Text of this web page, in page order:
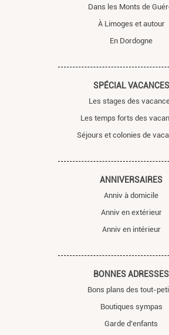
Dans les Monts de
À Limoges et autour
En Dordogne
SPÉCIAL VACANCES
Les stages des
Les temps forts des
Séjours et colonies de
ANNIVERSAIRES
Anniv à domicile
Anniv en extérieur
Anniv en intérieur
BONNES ADRESSES
Bons plans des tout-
Boutiques sympas
Garde d'enfants